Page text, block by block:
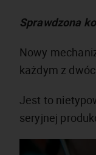
Sprawdzona
Nowy
każdym z
Jest to
seryjnej